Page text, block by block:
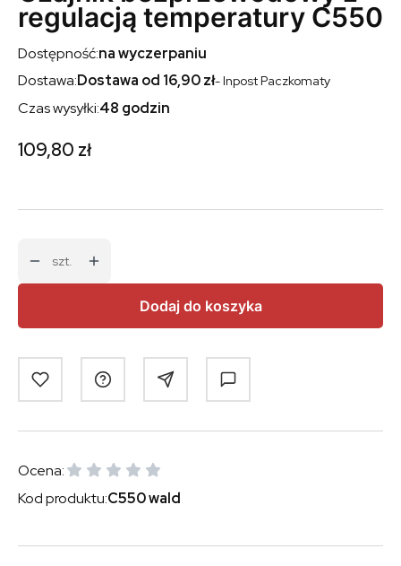
regulacją temperatury C550
Dostępność:na wyczerpaniu
Dostawa:Dostawa od 16,90 zł- Inpost Paczkomaty
Czas wysyłki:48 godzin
Cena
109,80 zł
szt.
Dodaj do koszyka
Ocena:
Kod produktu:C550 wald